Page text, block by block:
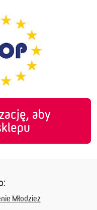
aby
Młodzież